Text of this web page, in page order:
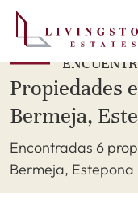
Propiedades
Bermeja,
Encontradas 6
Bermeja, Estepona